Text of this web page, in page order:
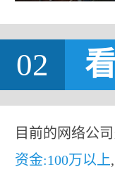
02
目前的网络公
资金:100万以上